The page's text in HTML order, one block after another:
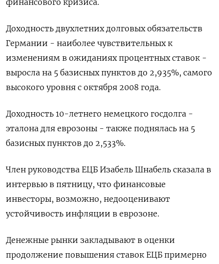
финансового кризиса.
Доходность двухлетних долговых обязательств
Германии - наиболее чувствительных к
изменениям в ожиданиях процентных ставок -
выросла на 5 базисных пунктов до 2,935%, самого
высокого уровня с октября 2008 года.
Доходность 10-летнего немецкого госдолга -
эталона для еврозоны - также поднялась на 5
базисных пунктов до 2,533%.
Член руководства ЕЦБ Изабель Шнабель сказала в
интервью в пятницу, что финансовые
инвесторы, возможно, недооценивают
устойчивость инфляции в еврозоне.
Денежные рынки закладывают в оценки
продолжение повышения ставок ЕЦБ примерно